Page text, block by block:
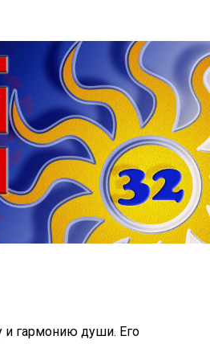
и гармонию души. Его